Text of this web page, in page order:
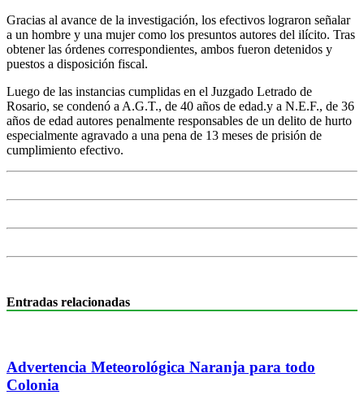
Gracias al avance de la investigación, los efectivos lograron señalar
a un hombre y una mujer como los presuntos autores del ilícito. Tras
obtener las órdenes correspondientes, ambos fueron detenidos y
puestos a disposición fiscal.
Luego de las instancias cumplidas en el Juzgado Letrado de
Rosario, se condenó a A.G.T., de 40 años de edad.y a N.E.F., de 36
años de edad autores penalmente responsables de un delito de hurto
especialmente agravado a una pena de 13 meses de prisión de
cumplimiento efectivo.
Entradas relacionadas
Advertencia Meteorológica Naranja para todo
Colonia